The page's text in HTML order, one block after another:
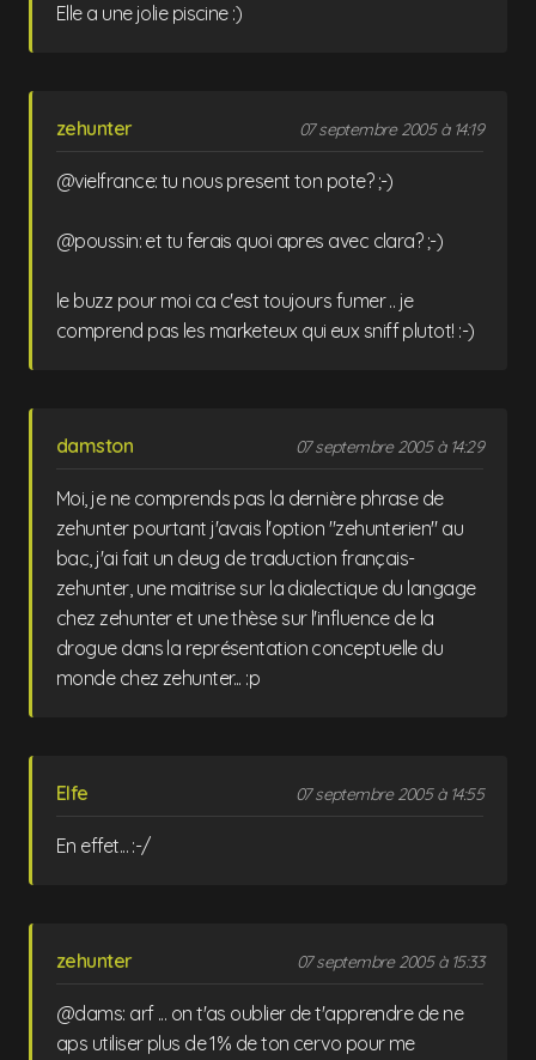
Elle a une jolie piscine :)
zehunter 07 septembre 2005 à 14:19
@vielfrance: tu nous present ton pote? ;-)
@poussin: et tu ferais quoi apres avec clara? ;-)
le buzz pour moi ca c'est toujours fumer .. je
comprend pas les marketeux qui eux sniff plutot! :-)
damston 07 septembre 2005 à 14:29
Moi, je ne comprends pas la dernière phrase de
zehunter pourtant j'avais l'option "zehunterien" au
bac, j'ai fait un deug de traduction français-
zehunter, une maitrise sur la dialectique du langage
chez zehunter et une thèse sur l'influence de la
drogue dans la représentation conceptuelle du
monde chez zehunter... :p
Elfe 07 septembre 2005 à 14:55
En effet... :-/
zehunter 07 septembre 2005 à 15:33
@dams: arf ... on t'as oublier de t'apprendre de ne
aps utiliser plus de 1% de ton cervo pour me